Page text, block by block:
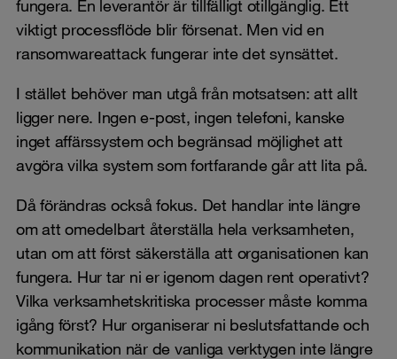
fungera. En leverantör är tillfälligt otillgänglig. Ett
viktigt processflöde blir försenat. Men vid en
ransomwareattack fungerar inte det synsättet.
I stället behöver man utgå från motsatsen: att allt
ligger nere. Ingen e-post, ingen telefoni, kanske
inget affärssystem och begränsad möjlighet att
avgöra vilka system som fortfarande går att lita på.
Då förändras också fokus. Det handlar inte längre
om att omedelbart återställa hela verksamheten,
utan om att först säkerställa att organisationen kan
fungera. Hur tar ni er igenom dagen rent operativt?
Vilka verksamhetskritiska processer måste komma
igång först? Hur organiserar ni beslutsfattande och
kommunikation när de vanliga verktygen inte längre